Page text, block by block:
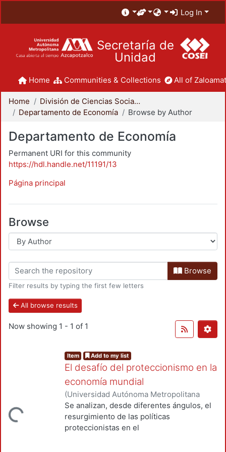
Log In
Secretaría de
Unidad
Home Communities & Collections All of
Home
División de Ciencias Sociales y Humanidades
Departamento de Economía
Browse by Author
Departamento de Economía
Permanent URI for this community
https://hdl.handle.net/11191/13
Página principal
Browse
Browse
Filter results by typing the first few letters
All browse results
Now showing 1 - 1 of 1
Loading...
Item Add to my list
El desafío del proteccionismo en la
economía mundial
(Universidad Autónoma Metropolitana
(México). Unidad Azcapotzalco. División
de Ciencias Sociales y Humanidades.
2021)Sánchez Daza, José Alfredo
Se analizan, desde diferentes ángulos, el
resurgimiento de las políticas
proteccionistas en el